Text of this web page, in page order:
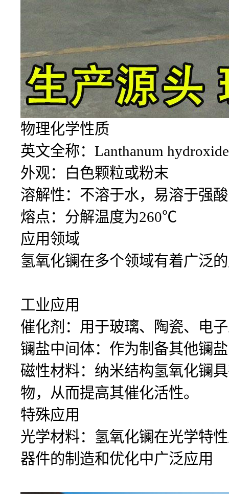
物理化学性质
英文全称：Lanthanum hydroxide
外观：白色颗粒或粉末
溶解性：不溶于水，易溶于强酸
熔点：分解温度为260℃
应用领域
氢氧化镧在多个领域有着广泛
工业应用
催化剂：用于玻璃、陶瓷、电
镧盐中间体：作为制备其他镧
磁性材料：纳米结构氢氧化镧
物，从而提高其催化活性。
特殊应用
光学材料：氢氧化镧在光学特
器件的制造和优化中广泛应用